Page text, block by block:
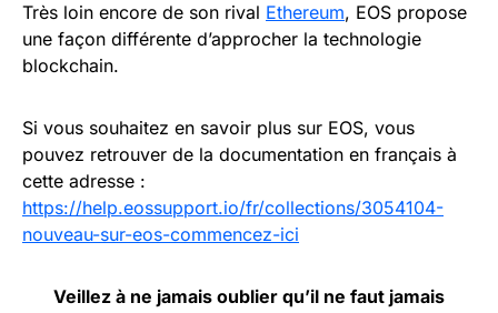
Très loin encore de son rival Ethereum, EOS propose
une façon différente d’approcher la technologie
blockchain.
Si vous souhaitez en savoir plus sur EOS, vous
pouvez retrouver de la documentation en français à
cette adresse :
https://help.eossupport.io/fr/collections/3054104-
nouveau-sur-eos-commencez-ici
Veillez à ne jamais oublier qu’il ne faut jamais